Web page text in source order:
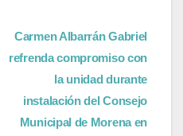
Carmen Albarrán Gabriel
refrenda compromiso con
la unidad durante
instalación del Consejo
Municipal de Morena en